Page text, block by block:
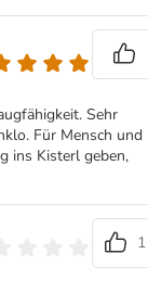
Sehr
Für Mensch und
ins Kisterl geben,
1